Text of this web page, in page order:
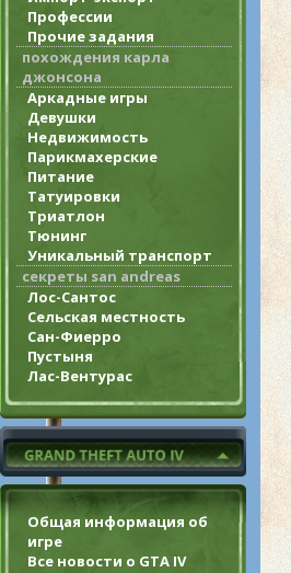
Профессии
Прочие задания
похождения карла
джонсона
Аркадные игры
Девушки
Недвижимость
Парикмахерские
Питание
Татуировки
Триатлон
Тюнинг
Уникальный транспорт
секреты san andreas
Лос-Сантос
Сельская местность
Сан-Фиерро
Пустыня
Лас-Вентурас
Общая информация об
игре
Все новости о GTA IV